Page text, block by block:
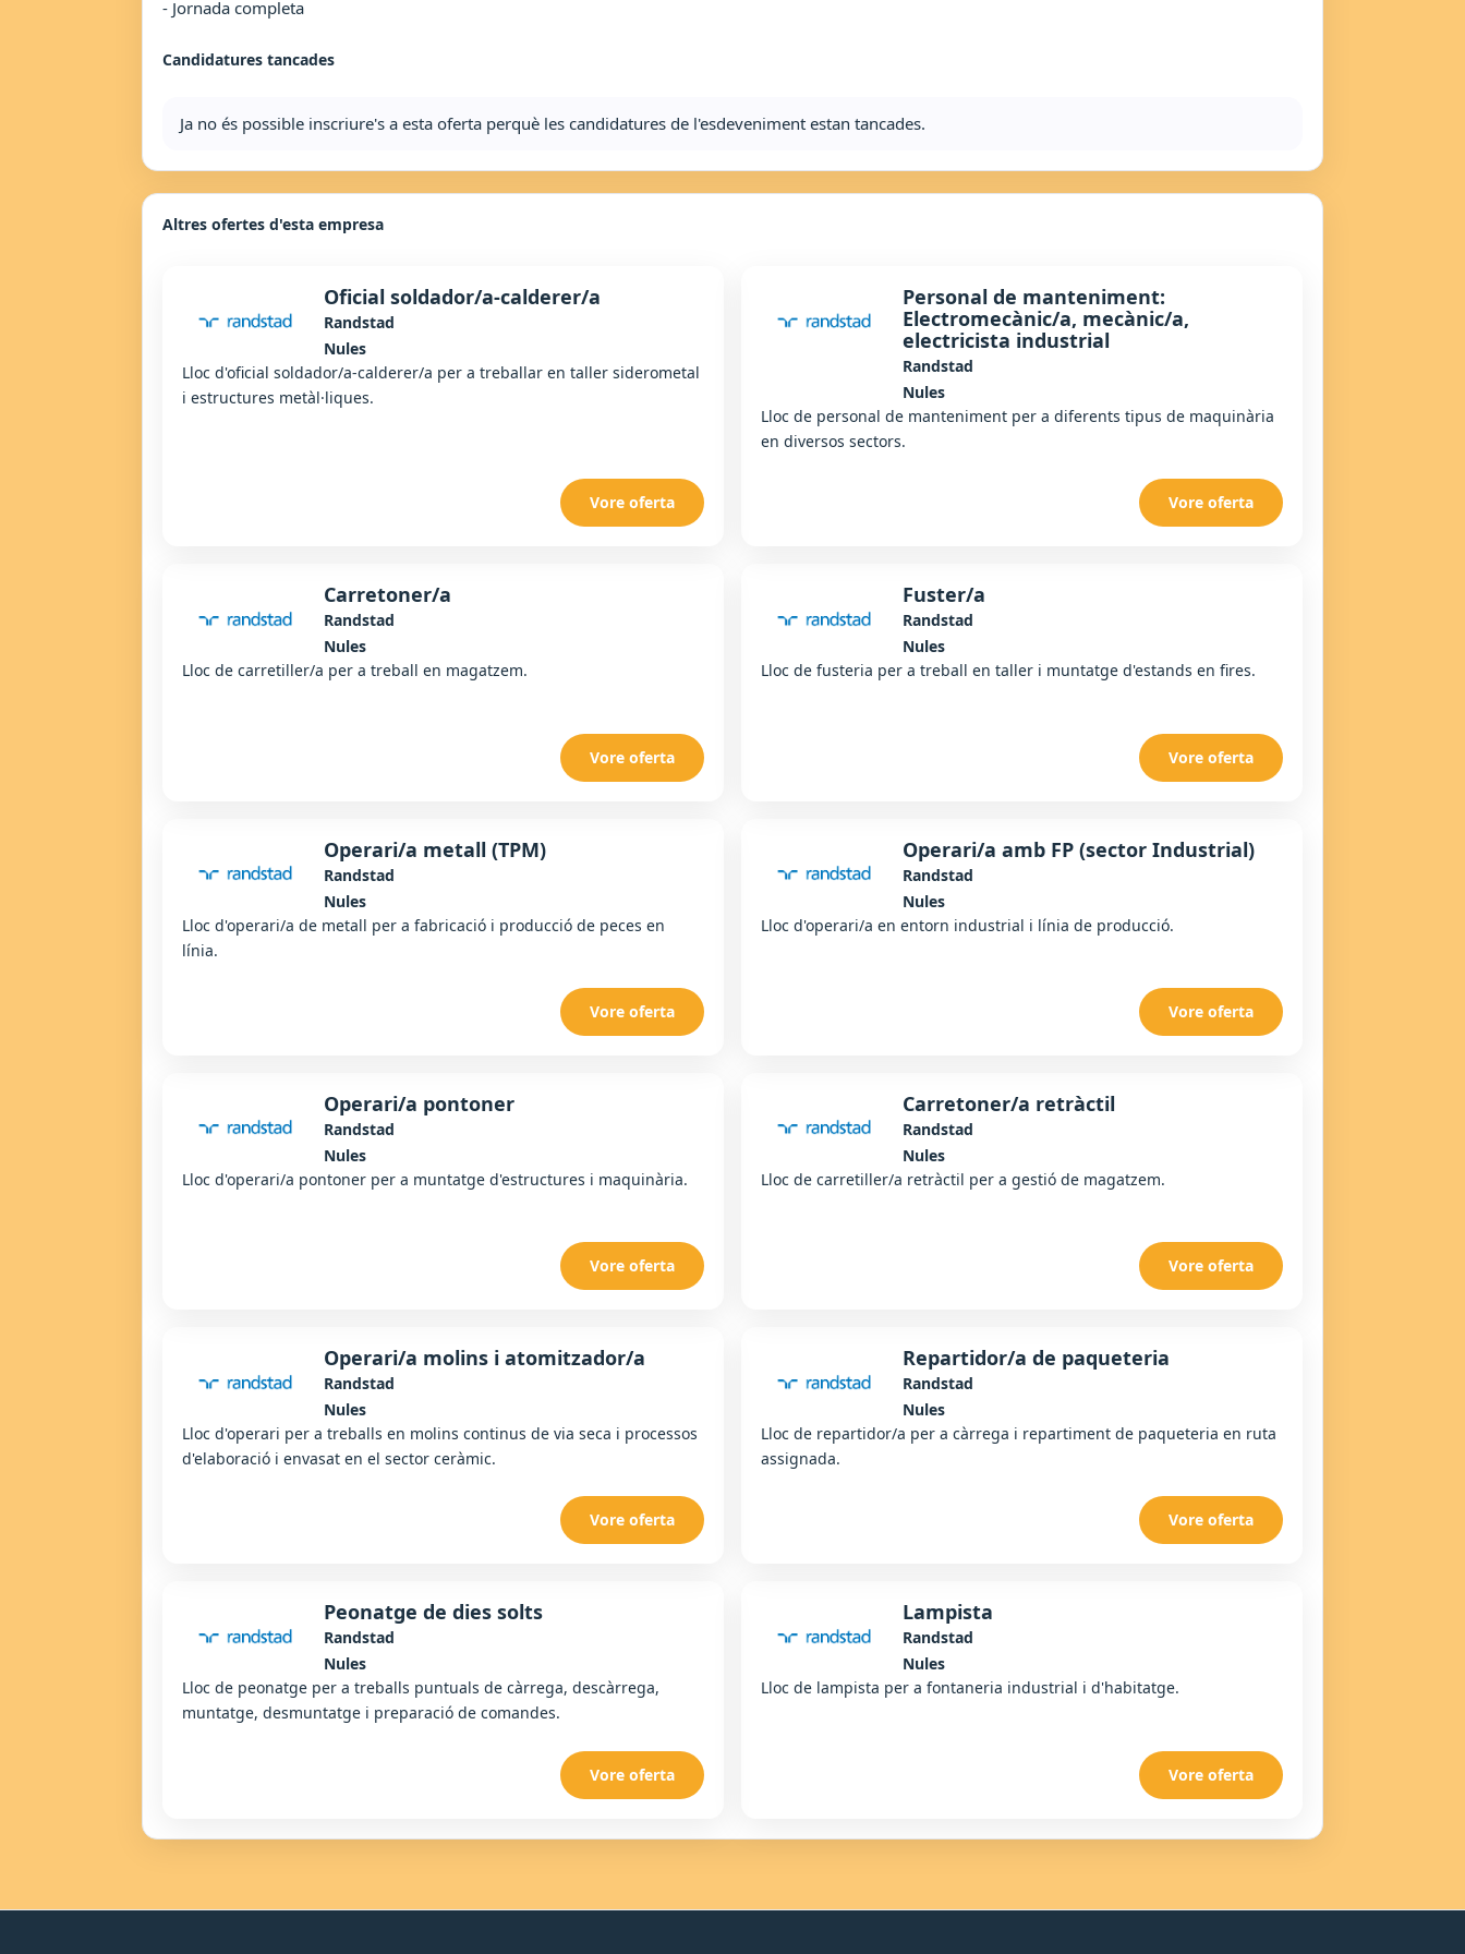
- Jornada completa
Candidatures tancades
Ja no és possible inscriure's a esta oferta perquè les candidatures de l'esdeveniment estan tancades.
Altres ofertes d'esta empresa
Oficial soldador/a-calderer/a
Randstad
Nules
Lloc d'oficial soldador/a-calderer/a per a treballar en taller siderometal
i estructures metàl·liques.
Vore oferta
Personal de manteniment:
Electromecànic/a, mecànic/a,
electricista industrial
Randstad
Nules
Lloc de personal de manteniment per a diferents tipus de maquinària
en diversos sectors.
Vore oferta
Carretoner/a
Randstad
Nules
Lloc de carretiller/a per a treball en magatzem.
Vore oferta
Fuster/a
Randstad
Nules
Lloc de fusteria per a treball en taller i muntatge d'estands en fires.
Vore oferta
Operari/a metall (TPM)
Randstad
Nules
Lloc d'operari/a de metall per a fabricació i producció de peces en
línia.
Vore oferta
Operari/a amb FP (sector Industrial)
Randstad
Nules
Lloc d'operari/a en entorn industrial i línia de producció.
Vore oferta
Operari/a pontoner
Randstad
Nules
Lloc d'operari/a pontoner per a muntatge d'estructures i maquinària.
Vore oferta
Carretoner/a retràctil
Randstad
Nules
Lloc de carretiller/a retràctil per a gestió de magatzem.
Vore oferta
Operari/a molins i atomitzador/a
Randstad
Nules
Lloc d'operari per a treballs en molins continus de via seca i processos
d'elaboració i envasat en el sector ceràmic.
Vore oferta
Repartidor/a de paqueteria
Randstad
Nules
Lloc de repartidor/a per a càrrega i repartiment de paqueteria en ruta
assignada.
Vore oferta
Peonatge de dies solts
Randstad
Nules
Lloc de peonatge per a treballs puntuals de càrrega, descàrrega,
muntatge, desmuntatge i preparació de comandes.
Vore oferta
Lampista
Randstad
Nules
Lloc de lampista per a fontaneria industrial i d'habitatge.
Vore oferta